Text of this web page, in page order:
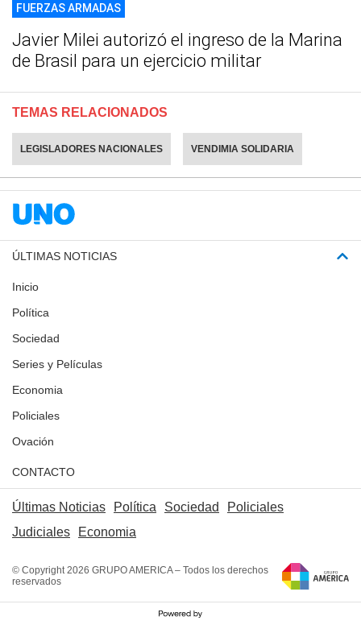
FUERZAS ARMADAS
Javier Milei autorizó el ingreso de la Marina
de Brasil para un ejercicio militar
TEMAS RELACIONADOS
LEGISLADORES NACIONALES VENDIMIA SOLIDARIA
ÚLTIMAS NOTICIAS
Inicio
Política
Sociedad
Series y Películas
Economia
Policiales
Ovación
CONTACTO
Últimas Noticias Política Sociedad
Policiales
Judiciales
Economia
© Copyright 2026 GRUPO AMERICA – Todos los derechos
reservados